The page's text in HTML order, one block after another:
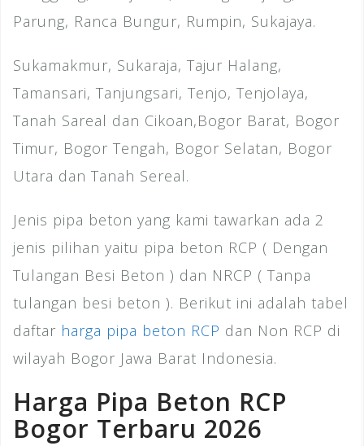
Parung, Ranca Bungur, Rumpin, Sukajaya.
Sukamakmur, Sukaraja, Tajur Halang,
Tamansari, Tanjungsari, Tenjo, Tenjolaya,
Tanah Sareal dan Cikoan,Bogor Barat, Bogor
Timur, Bogor Tengah, Bogor Selatan, Bogor
Utara dan Tanah Sereal.
Jenis pipa beton yang kami tawarkan ada 2
jenis pilihan yaitu pipa beton RCP ( Dengan
Tulangan Besi Beton ) dan NRCP ( Tanpa
tulangan besi beton ). Berikut ini adalah tabel
daftar harga pipa beton RCP dan Non RCP di
wilayah Bogor Jawa Barat Indonesia.
Harga Pipa Beton RCP
Bogor Terbaru 2026